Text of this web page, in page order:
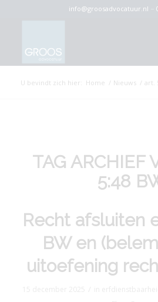
info@groosadvocatuur.nl –
U bevindt zich hier: Home / Nieuws / art.
TAG ARCHIEF
5:48
Recht afsluiten
BW en
uitoefening